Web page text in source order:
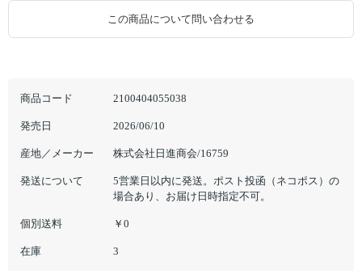
商品コード 2100404055038
発売日 2026/06/10
産地／メーカー 株式会社日進商会/16759
発送について
5営業日以内に発送。ポスト投函（ネコポス）の
場合あり、お届け日時指定不可。
個別送料 ￥0
在庫 3
この商品について問い合わせる